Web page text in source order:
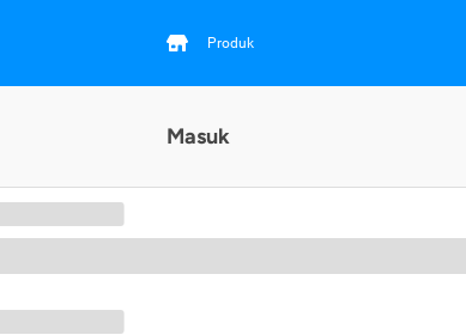
Produk
Masuk